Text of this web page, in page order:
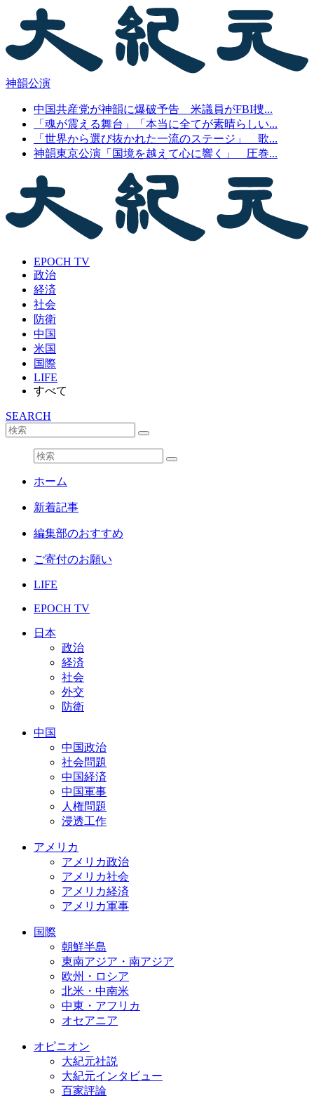
神韻公演
中国共産党が神韻に爆破予告 米議員がFBI捜...
「魂が震える舞台」「本当に全てが素晴らしい...
「世界から選び抜かれた一流のステージ」 歌...
神韻東京公演「国境を越えて心に響く」 圧巻...
EPOCH TV
政治
経済
社会
防衛
中国
米国
国際
LIFE
すべて
SEARCH
ホーム
新着記事
編集部のおすすめ
ご寄付のお願い
LIFE
EPOCH TV
日本
政治
経済
社会
外交
防衛
中国
中国政治
社会問題
中国経済
中国軍事
人権問題
浸透工作
アメリカ
アメリカ政治
アメリカ社会
アメリカ経済
アメリカ軍事
国際
朝鮮半島
東南アジア・南アジア
欧州・ロシア
北米・中南米
中東・アフリカ
オセアニア
オピニオン
大紀元社説
大紀元インタビュー
百家評論